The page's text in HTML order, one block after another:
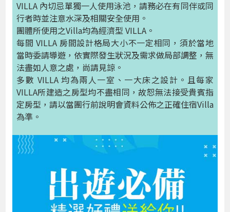
VILLA 內切忌單獨一人使用泳池，請務必在有同伴或同
行者時並注意水深及相關安全使用。
團體所使用之Villa均為經濟型 VILLA。
每間 VILLA 房間設計格局大小不一定相同，須於當地
當時委請導遊，依實際發生狀況及需求做局部調整，無
法盡如人意之處，尚請見諒。
多數 VILLA 均為兩人一室、一大床之設計。且每家
VILLA所建造之房型均不盡相同，故恕無法接受貴賓指
定房型，請以當團行前說明會資料公佈之正確住宿Villa
為準。